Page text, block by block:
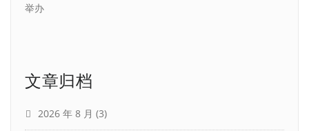
举办
文章归档
2026 年 8 月 (3)